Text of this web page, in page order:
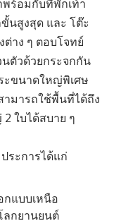
พร้อมกับที่พักเท้า
นสูงสุด และ โต๊ะ
ต่าง ๆ ตอบโจทย์
ตัวด้วยกระจกกัน
ะขนาดใหญ่พิเศษ
ามารถใช้พื้นที่ได้ถึง
ใบได้สบาย ๆ
ระการได้แก่
กแบบเหนือ
ลกยานยนต์